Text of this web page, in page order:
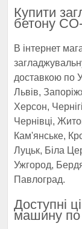
Купити
бетону СО-
В інтернет
доставкою по
Львів,
Херсон,
Чернівці,
Кам'янське,
Луцьк, Біла
Ужгород,
Павлоград.
Доступні
машину